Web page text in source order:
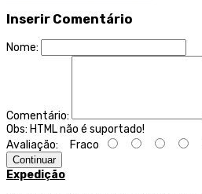
Inserir Comentário
Nome:
Comentário:
Obs: HTML não é suportado!
Avaliação: Fraco
Continuar
Expedição